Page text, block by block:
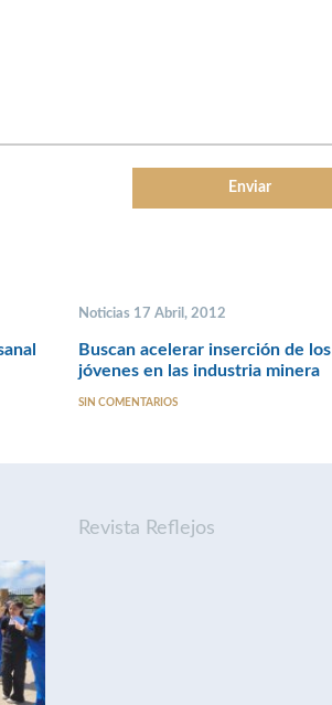
Noticias 17 Abril, 2012
Buscan acelerar inserción de los
jóvenes en las industria minera
SIN COMENTARIOS
Revista Reflejos